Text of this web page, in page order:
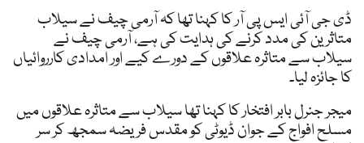
ڈی جی آئی ایس پی آر کا کہنا تھا کہ آرمی چیف نے سیلاب
متاثرین کی مدد کرنے کی ہدایت کی ہے، آرمی چیف نے
سیلاب سے متاثرہ علاقوں کے دورے کیے اور امدادی کارروائیاں
کا جائزہ لیا۔
میجر جنرل بابر افتخار کا کہنا تھا سیلاب سے متاثرہ علاقوں میں
مسلح افواج کے جوان ڈیوٹی کو مقدس فریضہ سمجھ کر سر